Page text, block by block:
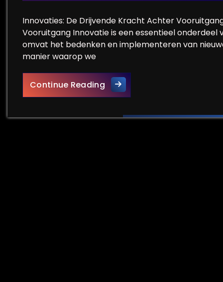
Innovaties: De Drijvende Kracht Achter
Vooruitgang Innovatie is een essentieel
omvat het bedenken en implementeren van
manier waarop we
Continue ReadingInnovaties: De Sleutel tot